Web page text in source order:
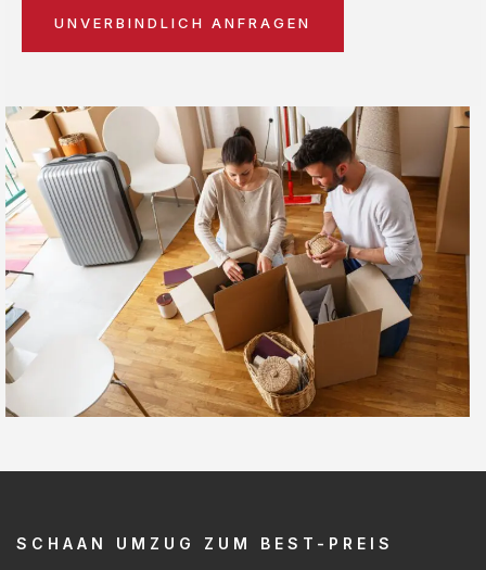
UNVERBINDLICH ANFRAGEN
SCHAAN UMZUG ZUM BEST-PREIS